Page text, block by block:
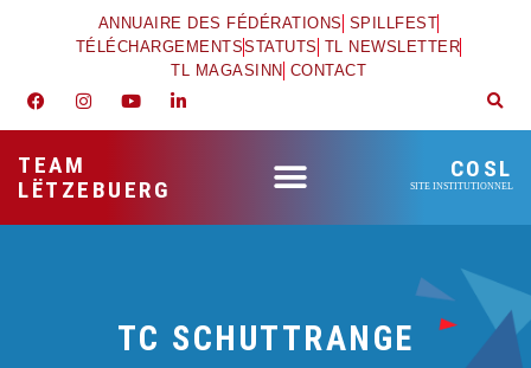
ANNUAIRE DES FÉDÉRATIONS SPILLFEST
TÉLÉCHARGEMENTSSTATUTS TL NEWSLETTER
TL MAGASINN CONTACT
TEAM
LËTZEBUERG
COSL
SITE INSTITUTIONNEL
TC SCHUTTRANGE